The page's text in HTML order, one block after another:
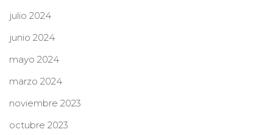
julio 2024
junio 2024
mayo 2024
marzo 2024
noviembre 2023
octubre 2023